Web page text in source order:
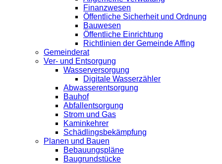
Finanzwesen
Öffentliche Sicherheit und Ordnung
Bauwesen
Öffentliche Einrichtung
Richtlinien der Gemeinde Affing
Gemeinderat
Ver- und Entsorgung
Wasserversorgung
Digitale Wasserzähler
Abwasserentsorgung
Bauhof
Abfallentsorgung
Strom und Gas
Kaminkehrer
Schädlingsbekämpfung
Planen und Bauen
Bebauungspläne
Baugrundstücke